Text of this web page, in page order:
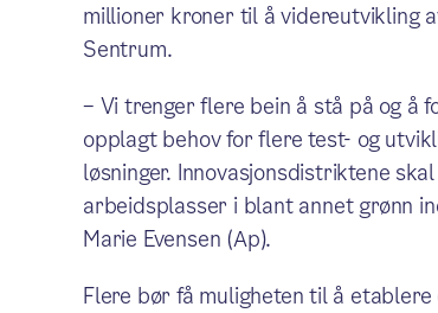
millioner kroner til å videreutvikling
Sentrum.
– Vi trenger flere bein å stå på og
opplagt behov for flere test- og
løsninger. Innovasjonsdistriktene
arbeidsplasser i blant annet grønn
Marie Evensen (Ap).
Flere bør få muligheten til å